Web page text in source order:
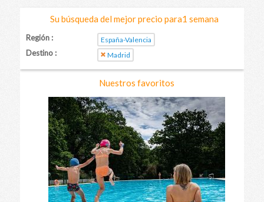
Su búsqueda del mejor precio para1 semana
Región : España-Valencia
Destino : Madrid
Nuestros favoritos